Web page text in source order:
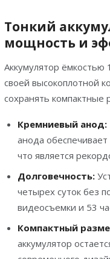
Тонкий
мощность и
Аккумулятор ёмкостью
своей высокоплотной
сохранять компактные
Кремниевый анод:
анода обеспечивает
что является
Долговечность:
четырех суток без
видеосъемки и 53
Компактный
аккумулятор